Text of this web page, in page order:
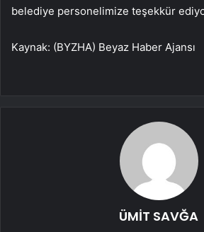
belediye personelimize teşekkür
Kaynak: (BYZHA) Beyaz Haber Ajansı
ÜMİT SAVĞA